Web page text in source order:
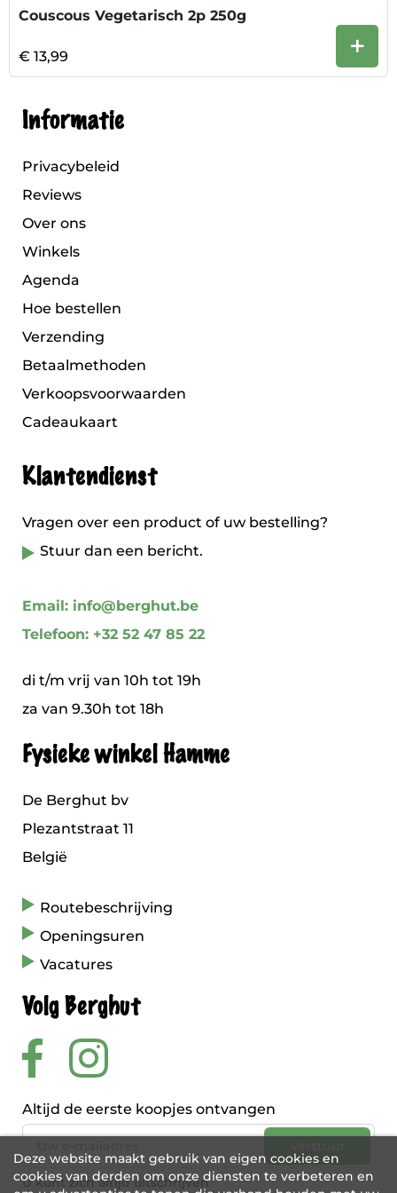
Couscous Vegetarisch 2p 250g
€ 13,99 +
Informatie
Privacybeleid
Reviews
Over ons
Winkels
Agenda
Hoe bestellen
Verzending
Betaalmethoden
Verkoopsvoorwaarden
Cadeaukaart
Klantendienst
Vragen over een product of uw bestelling?
Stuur dan een bericht.
Email: info@berghut.be
Telefoon: +32 52 47 85 22
di t/m vrij van 10h tot 19h
za van 9.30h tot 18h
Fysieke winkel Hamme
De Berghut bv
Plezantstraat 11
België
Routebeschrijving
Openingsuren
Vacatures
Volg Berghut
Altijd de eerste koopjes ontvangen
U kunt zich altijd uitschrijven
Deze website maakt gebruik van eigen cookies en
cookies van derden om onze diensten te verbeteren en